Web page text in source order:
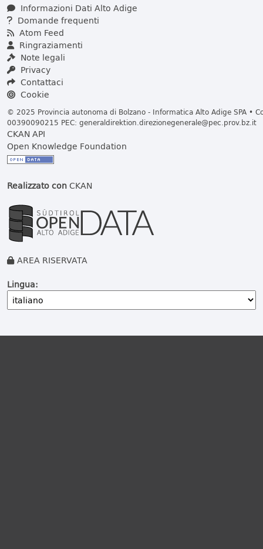
Informazioni Dati Alto Adige
Domande frequenti
Atom Feed
Ringraziamenti
Note legali
Privacy
Contattaci
Cookie
© 2025 Provincia autonoma di Bolzano - Informatica Alto Adige SPA •
00390090215 PEC: generaldirektion.direzionegenerale@pec.prov.bz.it
CKAN API
Open Knowledge Foundation
Realizzato conCKAN
AREA RISERVATA
Lingua